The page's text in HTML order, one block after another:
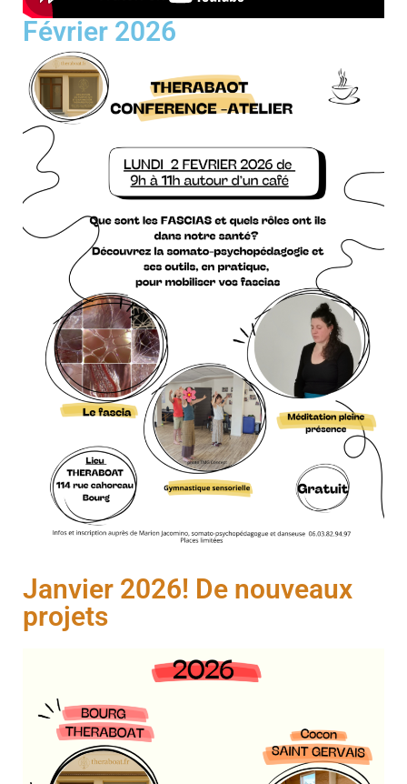
Février 2026
Janvier 2026! De nouveaux
projets